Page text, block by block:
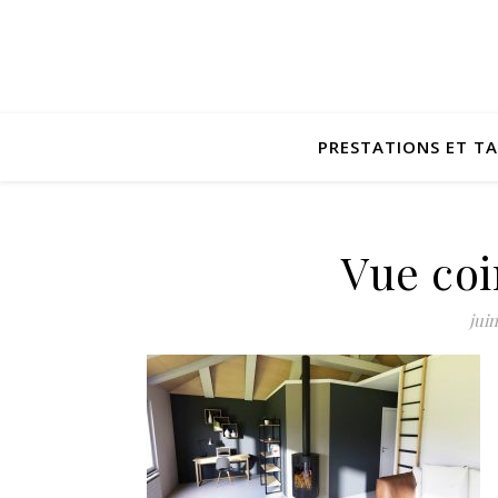
PRESTATIONS ET
Vue